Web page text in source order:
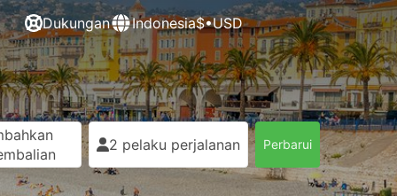
Dukungan Indonesia$•USD
2 pelaku perjalanan Perbarui